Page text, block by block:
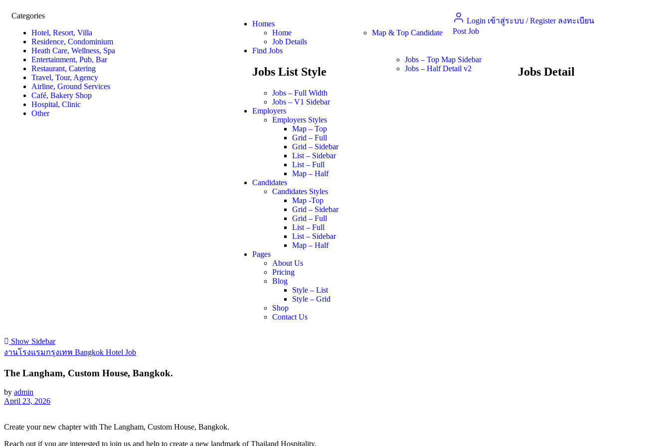
Categories
Hotel, Resort, Villa
Residence, Condominium
Heath Care, Wellness, Spa
Entertainment, Pub, Bar
Restaurant, Catering
Travel, Tour, Agency
Airline, Ground Services
Café, Bakery Shop
Hospital, Clinic
Other
Homes
Home
Job Details
Map & Top Candidate
Find Jobs
Jobs List Style
Jobs – Full Width
Jobs – V1 Sidebar
Jobs – Top Map Sidebar
Jobs – Half Detail v2
Jobs Detail
Employers
Employers Styles
Map – Top
Grid – Full
Grid – Sidebar
List – Sidebar
List – Full
Map – Half
Candidates
Candidates Styles
Map -Top
Grid – Sidebar
Grid – Full
List – Full
List – Sidebar
Map – Half
Pages
About Us
Pricing
Blog
Style – List
Style – Grid
Shop
Contact Us
Login เข้าสู่ระบบ / Register ลงทะเบียน
Post Job
Show Sidebar
งานโรงแรมกรุงเทพ Bangkok Hotel Job
The Langham, Custom House, Bangkok.
by admin
April 23, 2026
Create your new chapter with The Langham, Custom House, Bangkok.
Reach out if you are interested to join us and help to create a new landmark of Thailand Hospitality.